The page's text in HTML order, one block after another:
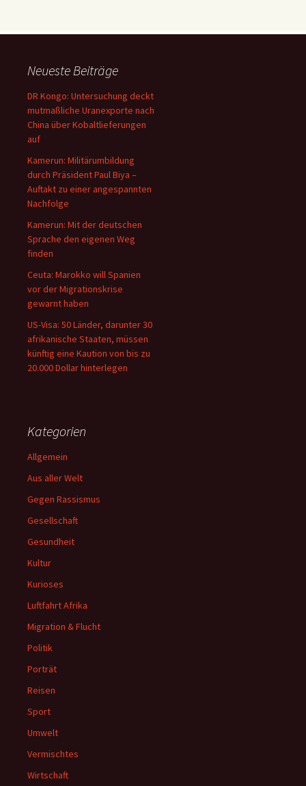
Neueste Beiträge
DR Kongo: Untersuchung deckt
mutmaßliche Uranexporte nach
China über Kobaltlieferungen
auf
Kamerun: Militärumbildung
durch Präsident Paul Biya –
Auftakt zu einer angespannten
Nachfolge
Kamerun: Mit der deutschen
Sprache den eigenen Weg
finden
Ceuta: Marokko will Spanien
vor der Migrationskrise
gewarnt haben
US-Visa: 50 Länder, darunter 30
afrikanische Staaten, müssen
künftig eine Kaution von bis zu
20.000 Dollar hinterlegen
Kategorien
Allgemein
Aus aller Welt
Gegen Rassismus
Gesellschaft
Gesundheit
Kultur
Kurioses
Luftfahrt Afrika
Migration & Flucht
Politik
Porträt
Reisen
Sport
Umwelt
Vermischtes
Wirtschaft